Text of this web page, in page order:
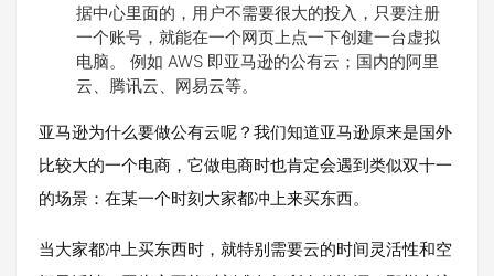
据中心里面的，用户不需要很大的投入，只要注册
一个账号，就能在一个网页上点一下创建一台虚拟
电脑。 例如 AWS 即亚马逊的公有云；国内的阿里
云、腾讯云、网易云等。
亚马逊为什么要做公有云呢？我们知道亚马逊原来是国外
比较大的一个电商，它做电商时也肯定会遇到类似双十一
的场景：在某一个时刻大家都冲上来买东西。
当大家都冲上买东西时，就特别需要云的时间灵活性和空